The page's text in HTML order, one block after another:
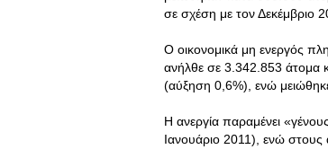
σε σχέση με τον Δεκέμβριο
Ο οικονομικά μη ενεργός
ανήλθε σε 3.342.853 άτομα
(αύξηση 0,6%), ενώ
Η ανεργία παραμένει
Ιανουάριο 2011), ενώ στους